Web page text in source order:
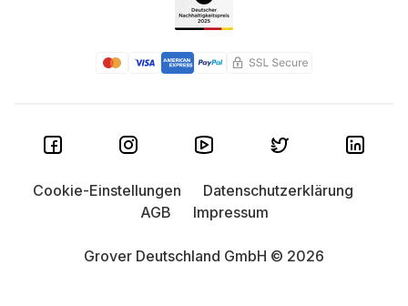
Grover Deutschland GmbH © 2026
Cookie-Einstellungen
Datenschutzerklärung
AGB
Impressum